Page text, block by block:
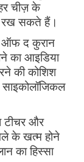
चीज़ के
रख सकते हैं।
ऑफ द कुरान
का आइडिया
की कोशिश
टीचर और
के खत्म होने
का हिस्सा